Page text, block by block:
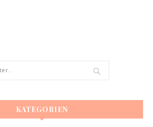
KATEGORIEN